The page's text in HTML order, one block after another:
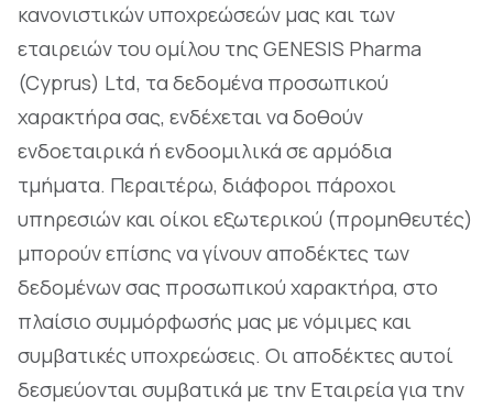
κανονιστικών υποχρεώσεών μας και των
εταιρειών του ομίλου της GENESIS Pharma
(Cyprus) Ltd, τα δεδομένα προσωπικού
χαρακτήρα σας, ενδέχεται να δοθούν
ενδοεταιρικά ή ενδοομιλικά σε αρμόδια
τμήματα. Περαιτέρω, διάφοροι πάροχοι
υπηρεσιών και οίκοι εξωτερικού (προμηθευτές)
μπορούν επίσης να γίνουν αποδέκτες των
δεδομένων σας προσωπικού χαρακτήρα, στο
πλαίσιο συμμόρφωσής μας με νόμιμες και
συμβατικές υποχρεώσεις. Οι αποδέκτες αυτοί
δεσμεύονται συμβατικά με την Εταιρεία για την